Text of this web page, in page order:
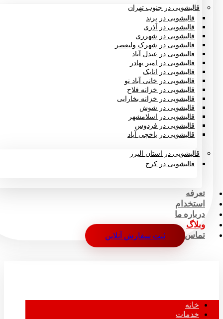
قالیشویی در جنوب تهران
قالیشویی در پرند
قالیشویی در آذری
قالیشویی در شهرری
قالیشویی در شهرک ولیعصر
قالیشویی در عبدل آباد
قالیشویی در امیر بهادر
قالیشویی در اتابک
قالیشویی در خانی آباد نو
قالیشویی در خزانه فلاح
قالیشویی در خزانه بخارایی
قالیشویی در شوش
قالیشویی در اسلامشهر
قالیشویی در فردوس
قالیشویی در یاخچی آباد
قالیشویی در استان البرز
قالیشویی در کرج
تعرفه
استخدام
درباره ما
وبلاگ
تماس
ثبت سفارش آنلاین
خانه
خدمات